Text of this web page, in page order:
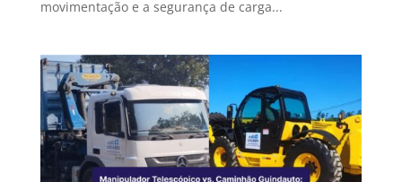
movimentação e a segurança de carga...